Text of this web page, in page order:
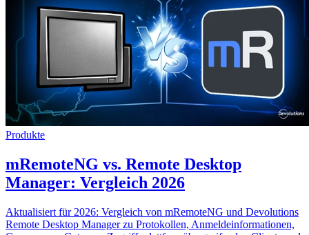
Produkte
mRemoteNG vs. Remote Desktop
Manager: Vergleich 2026
Aktualisiert für 2026: Vergleich von mRemoteNG und Devolutions
Remote Desktop Manager zu Protokollen, Anmeldeinformationen,